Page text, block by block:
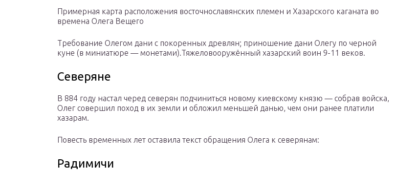
Примерная карта расположения восточнославянских племен и Хазарского каганата во
времена Олега Вещего
Требование Олегом дани с покоренных древлян; приношение дани Олегу по черной
куне (в миниатюре — монетами).Тяжеловооружённый хазарский воин 9-11 веков.
Северяне
В 884 году настал черед северян подчиниться новому киевскому князю — собрав войска,
Олег совершил поход в их земли и обложил меньшей данью, чем они ранее платили
хазарам.
Повесть временных лет оставила текст обращения Олега к северянам:
Радимичи